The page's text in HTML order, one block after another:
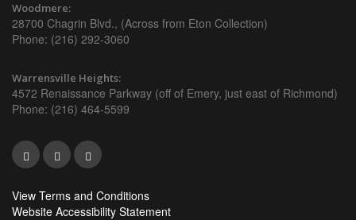
Woodmere:
28700 Chagrin Blvd., (Across from Eton Collection)
Phone: (216) 292-3060
Warrensville Heights:
4572 Renaissance Parkway (off of Emery, just east of Richmond)
Phone: (216) 464-5599
View Terms and Conditions
Website Accessibility Statement